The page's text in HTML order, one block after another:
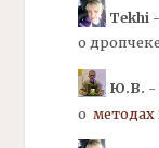
Tekhi-
о
Ю.В. -
о методах